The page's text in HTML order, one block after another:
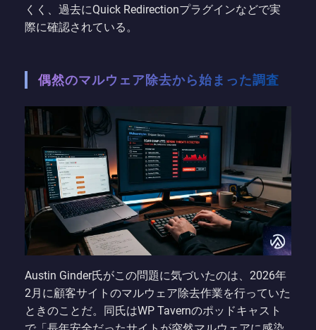
くく、過去にQuick Redirectionプラグインなどで実
際に確認されている。
偶然のマルウェア除去から始まった調査
Austin Ginder氏がこの問題に気づいたのは、2026年
2月に顧客サイトのマルウェア除去作業を行っていた
ときのことだ。同氏はWP Tavernのポッドキャスト